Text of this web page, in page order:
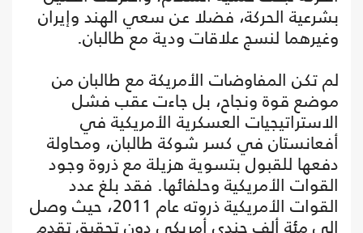
بشرعية الحركة، فضلا عن سعي الهند وإيران
وغيرهما لنسج علاقات ودية مع طالبان.
لم تكن المفاوضات الأمريكة مع طالبان من
موضع قوة ونجاح، بل جاءت عقب فشل
الاستراتيجيات العسكرية الأمريكية في
أفعانستان في كسر شوكة طالبان، ومحاولة
دفعها للقبول بتسوية هزيلة مع ذروة وجود
القوات الأمريكية وحلفائها. فقد بلغ عدد
القوات الأمريكية ذروته عام 2011، حيث وصل
إلى مئة ألف جندي أمريكي دون تحقيق تقدم